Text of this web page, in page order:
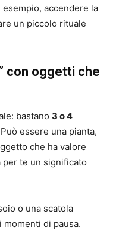
accendere la
un piccolo rituale
con oggetti che
bastano 3 o 4
essere una pianta,
che ha valore
per te un significato
o una scatola
di pausa.